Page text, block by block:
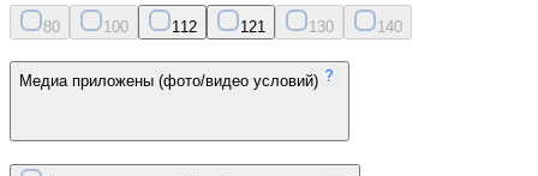
80 100 11 2 121 130 140
Медиа приложены (фото/видео условий)